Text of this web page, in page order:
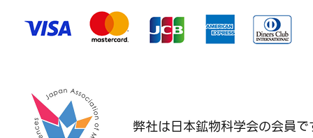
弊社は日本鉱物科学会の会員で